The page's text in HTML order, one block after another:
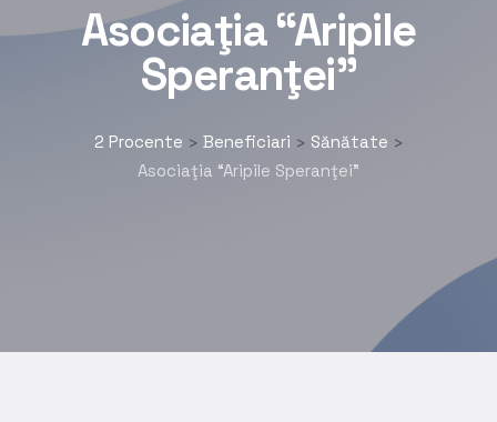
Asociaţia “Aripile
Speranţei”
2 Procente > Beneficiari > Sănătate >
Asociaţia “Aripile Speranţei”